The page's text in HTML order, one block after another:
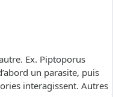
Ex. Piptoporus
un parasite, puis
interagissent. Autres